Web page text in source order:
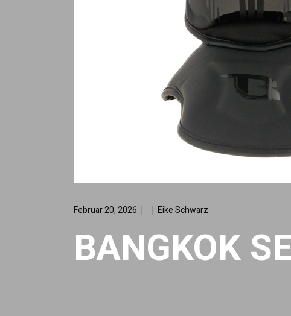
Februar 20, 2026 Eike Schwarz
BANGKOK